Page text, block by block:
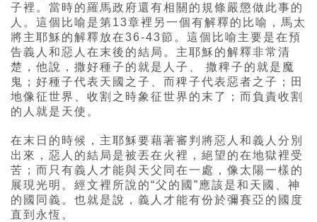
子裡。當時的羅馬政府還有相關的規條嚴懲做此事的
人。這個比喻是第13章裡另一個有解釋的比喻，馬太
將主耶穌的解釋放在36-43節。這個比喻主要是在預
告義人和惡人在末後的結局。主耶穌的解釋非常清
楚，他說，撒好種子的就是人子、 撒稗子的就是魔
鬼；好種子代表天國之子、而稗子代表惡者之子；田
地像征世界、收割之時象征世界的末了；而負責收割
的人就是天使。
在末日的時候，主耶穌要藉著審判將惡人和義人分別
出來，惡人的結局是被丟在火裡，絕望的在地獄裡受
苦；而只有義人才能與天父同在一處，像太陽一樣的
展現光明。經文裡所說的“父的國”應該是和天國、神
的國同義。也就是說，義人才能有份於彌賽亞的國度
直到永恆。